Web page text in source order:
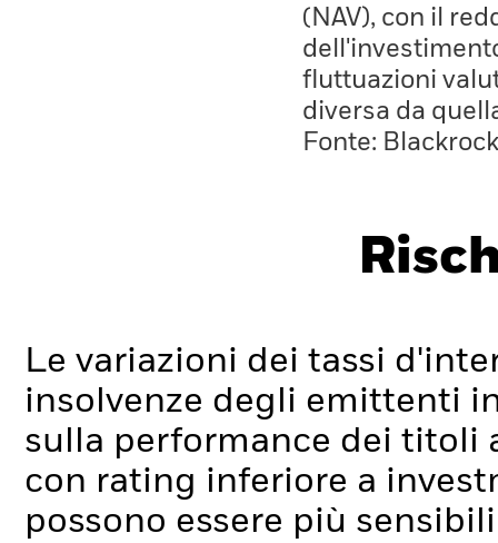
(NAV), con il
fluttuazioni
diversa da
Fonte: Blackrock
Le variazioni dei tassi
insolvenze degli emittenti
sulla performance dei titoli
con rating inferiore a
possono essere più